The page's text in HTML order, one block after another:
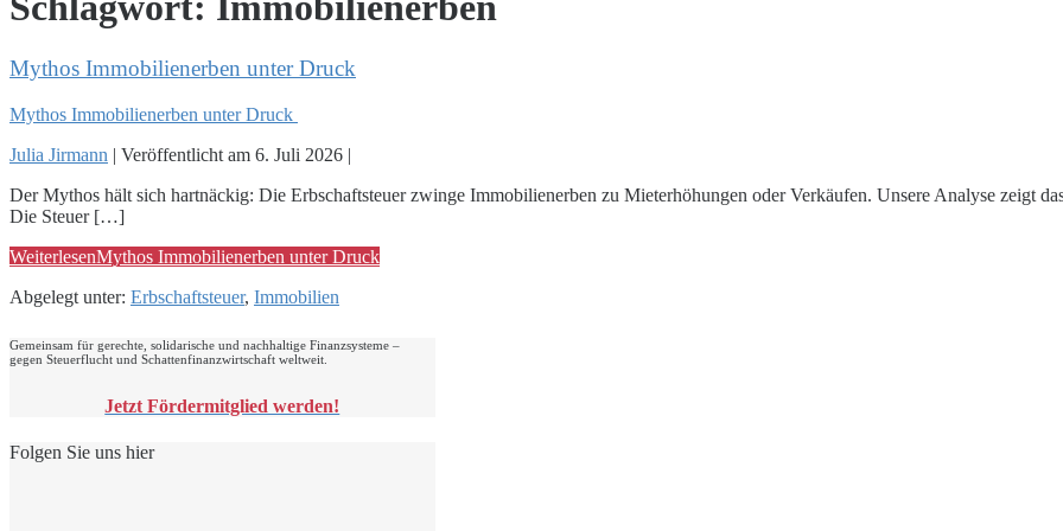
Mythos Immobilienerben unter Druck
Mythos Immobilienerben unter Druck
Julia Jirmann | Veröffentlicht am 6. Juli 2026 |
Der Mythos hält sich hartnäckig: Die Erbschaftsteuer zwinge Immobilienerben zu Mieterhöhungen oder Verkäufen. Unsere Analyse zeigt
Die Steuer […]
WeiterlesenMythos Immobilienerben unter Druck
Abgelegt unter: Erbschaftsteuer, Immobilien
Gemeinsam für gerechte, solidarische und nachhaltige Finanzsysteme –
gegen Steuerflucht und Schattenfinanzwirtschaft weltweit.
Jetzt Fördermitglied werden!
Folgen Sie uns hier